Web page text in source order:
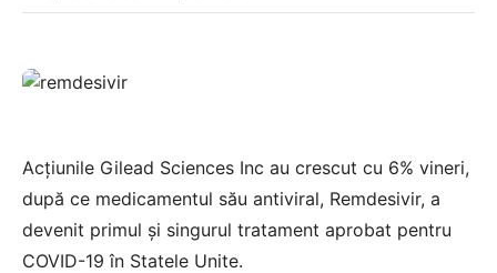
Acțiunile Gilead Sciences Inc au crescut cu 6% vineri,
după ce medicamentul său antiviral, Remdesivir, a
devenit primul și singurul tratament aprobat pentru
COVID-19 în Statele Unite.